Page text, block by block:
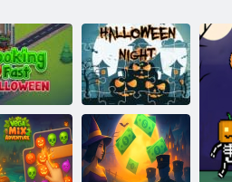
ātra
Helovīna nakts
finierzāģis